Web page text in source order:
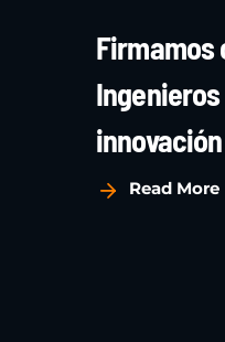
Firmamos
Read More